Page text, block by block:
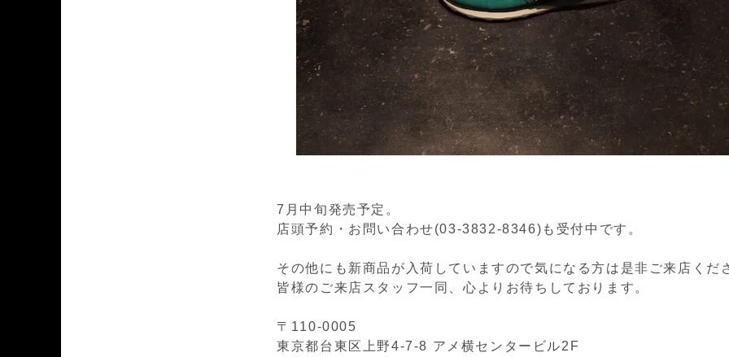
7月中旬発売予定。
店頭予約・お問い合わせ(03-3832-8346)も受付中です。
その他にも新商品が入荷していますので気になる方は是非ご来店くだ
皆様のご来店スタッフ一同、心よりお待ちしております。
〒110-0005
東京都台東区上野4-7-8 アメ横センタービル2F